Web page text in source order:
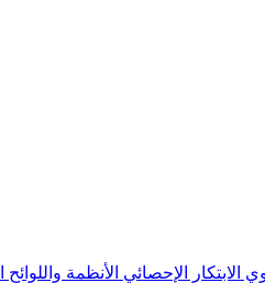
الابتكار الإحصائي الأنظمة واللوائح